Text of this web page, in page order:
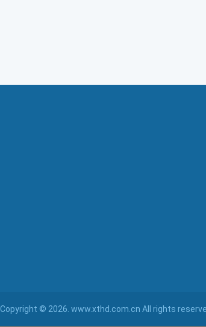
Copyright © 2026. www.xthd.com.cn All rights